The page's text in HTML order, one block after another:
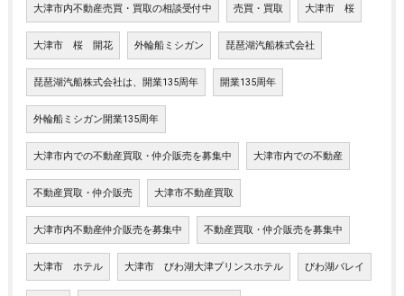
大津市内不動産売買・買取の相談受付中 売買・買取 大津市 桜
大津市 桜 開花 外輪船ミシガン 琵琶湖汽船株式会社
琵琶湖汽船株式会社は、開業135周年 開業135周年
外輪船ミシガン開業135周年
大津市内での不動産買取・仲介販売を募集中 大津市内での不動産
不動産買取・仲介販売 大津市不動産買取
大津市内不動産仲介販売を募集中 不動産買取・仲介販売を募集中
大津市 ホテル 大津市 びわ湖大津プリンスホテル びわ湖バレイ